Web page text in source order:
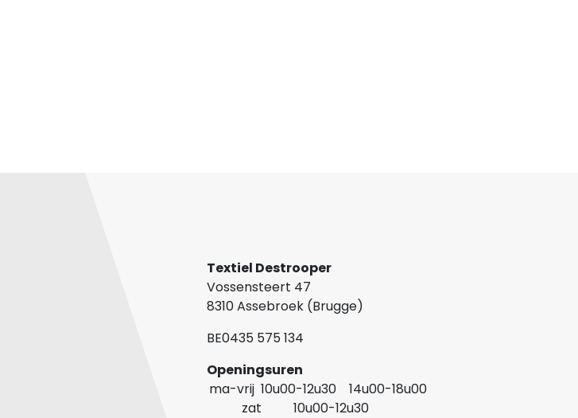
Textiel Destrooper
Vossensteert 47
8310 Assebroek (Brugge)
BE0435 575 134
Openingsuren
ma-vrij 10u00-12u30 14u00-18u00
zat 10u00-12u30